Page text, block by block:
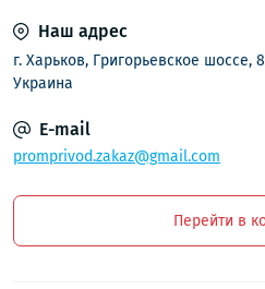
Наш адрес
г. Харьков, Григорьевское шоссе,
Украина
E-mail
promprivod.zakaz@gmail.com
Перейти в